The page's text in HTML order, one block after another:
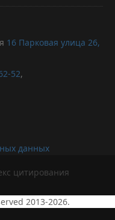
16 Парковая улица 26,
52,
данных
2013-2026.